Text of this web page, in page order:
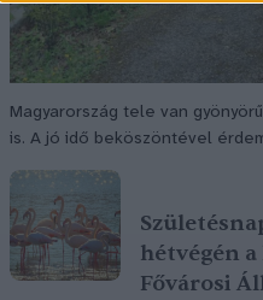
Magyarország tele van
is. A jó idő beköszöntével
hétvégén a
Fővárosi